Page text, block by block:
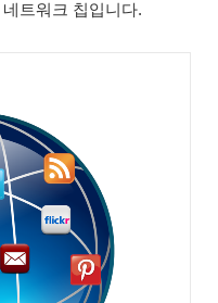
트워크 칩입니다.